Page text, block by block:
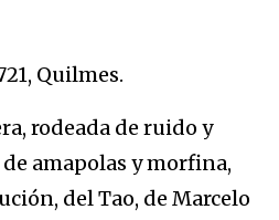
Quilmes.
rodeada de ruido y
amapolas y morfina,
del Tao, de Marcelo